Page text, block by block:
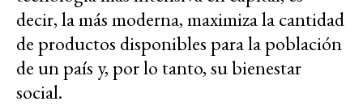
decir, la más moderna, maximiza la cantidad
de productos disponibles para la población
de un país y, por lo tanto, su bienestar
social.